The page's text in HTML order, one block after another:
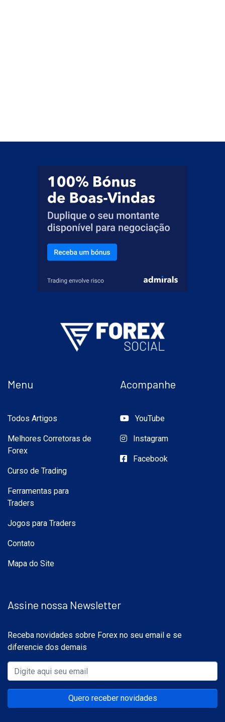
Menu
Todos Artigos
Melhores Corretoras de
Forex
Curso de Trading
Ferramentas para
Traders
Jogos para Traders
Contato
Mapa do Site
Acompanhe
YouTube
Instagram
Facebook
Assine nossa Newsletter
Receba novidades sobre Forex no seu email e se
diferencie dos demais
Quero receber novidades